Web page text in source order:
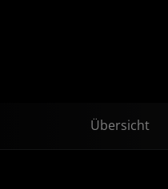
Übersicht